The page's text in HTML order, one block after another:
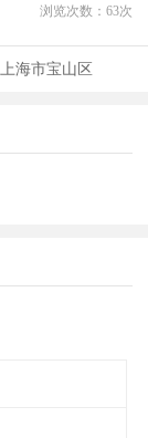
浏览次数： 63次
上海市宝山区